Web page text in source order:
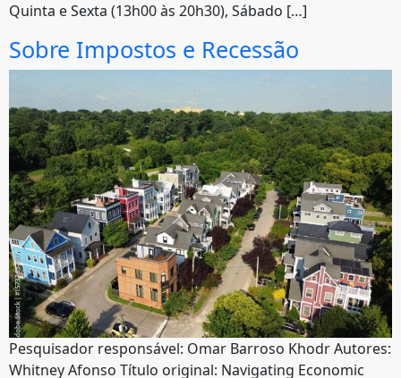
Quinta e Sexta (13h00 às 20h30), Sábado […]
Sobre Impostos e Recessão
Pesquisador responsável: Omar Barroso Khodr Autores:
Whitney Afonso Título original: Navigating Economic